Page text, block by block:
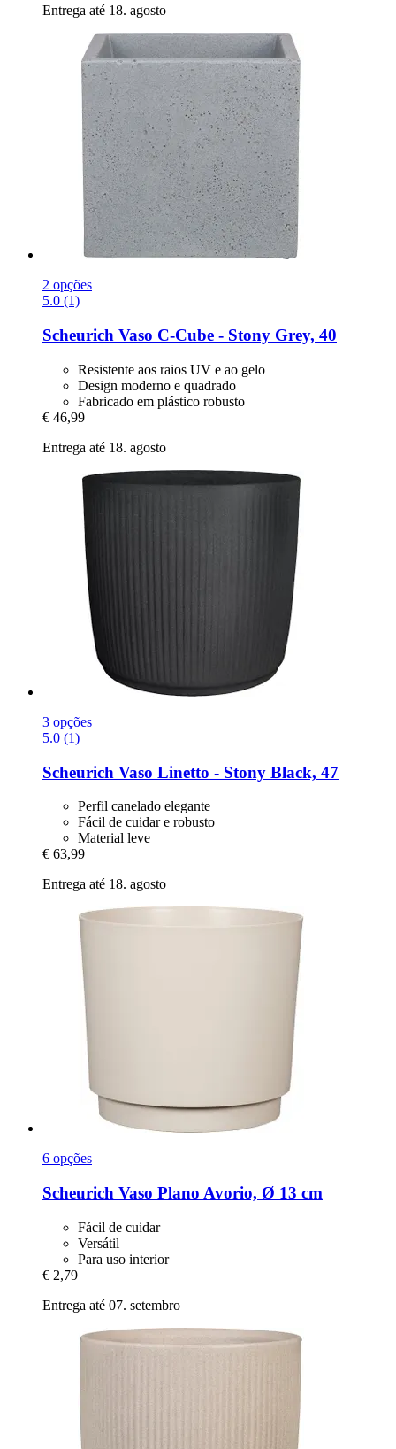
Entrega até 18. agosto
2 opções
5.0 (1)
Scheurich Vaso C-​Cube -​ Stony Grey, 40
Resistente aos raios UV e ao gelo
Design moderno e quadrado
Fabricado em plástico robusto
€ 46,99
Entrega até 18. agosto
3 opções
5.0 (1)
Scheurich Vaso Linetto -​ Stony Black, 47
Perfil canelado elegante
Fácil de cuidar e robusto
Material leve
€ 63,99
Entrega até 18. agosto
6 opções
Scheurich Vaso Plano Avorio, Ø 13 cm
Fácil de cuidar
Versátil
Para uso interior
€ 2,79
Entrega até 07. setembro